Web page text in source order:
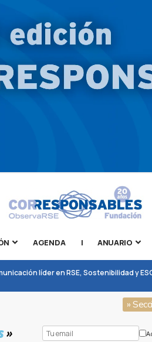
AGENDA | ANUARIO
líder en RSE, Sostenibilidad y
»
»